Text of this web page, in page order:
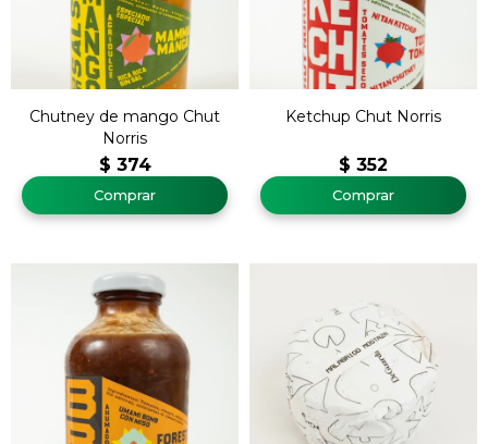
Chutney de mango Chut
Norris
$ 374
Ketchup Chut Norris
$ 352